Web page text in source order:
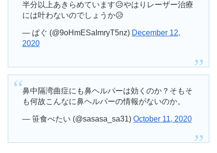
半分以上あきらめています😥やはりレーザー治療
には叶わないのでしょうか😥
— ぱぐ (@9oHmESaImryT5nz) December 12,
2020
鼻中隔湾曲症にも鼻ヘルパーは効くのか？そもそ
も何故こんなに鼻ヘルパーの情報がないのか。
— 笹食べたい (@sasasa_sa31) October 11, 2020